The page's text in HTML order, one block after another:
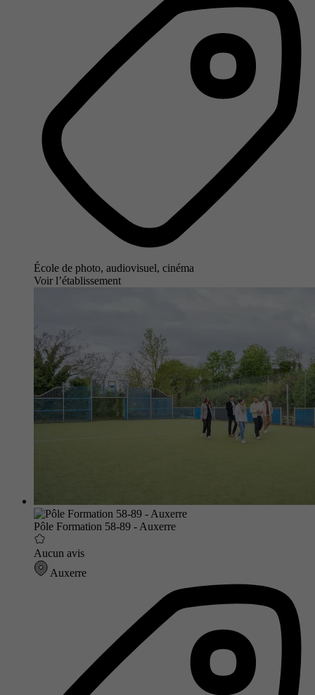
École de photo, audiovisuel, cinéma
Voir l’établissement
Pôle Formation 58-89 - Auxerre
Aucun avis
Auxerre